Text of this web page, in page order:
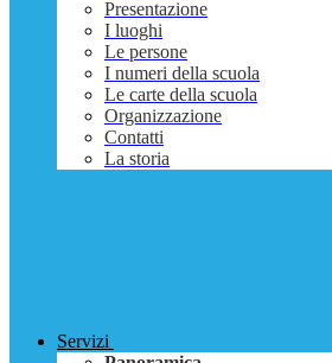
Presentazione
I luoghi
Le persone
I numeri della scuola
Le carte della scuola
Organizzazione
Contatti
La storia
Servizi